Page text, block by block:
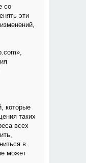
со
эти
которые
таких
всех
в
может